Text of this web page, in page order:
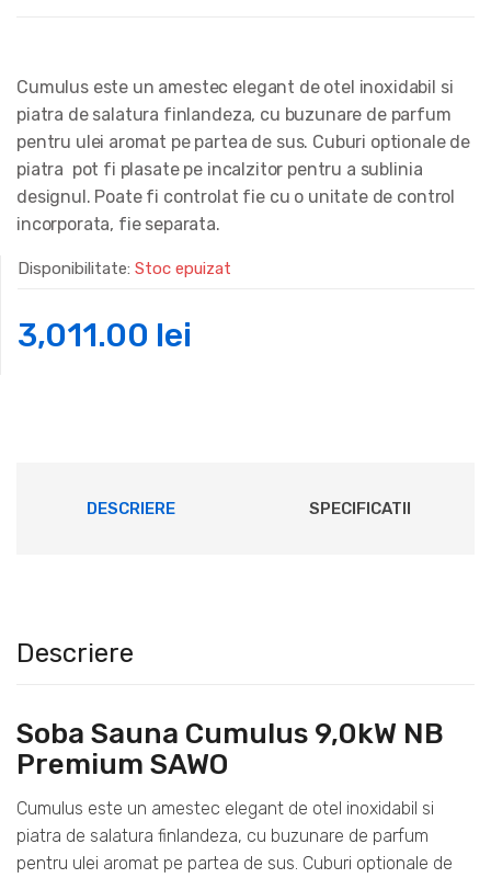
Cumulus este un amestec elegant de otel inoxidabil si
piatra de salatura finlandeza, cu buzunare de parfum
pentru ulei aromat pe partea de sus. Cuburi optionale de
piatra pot fi plasate pe incalzitor pentru a sublinia
designul. Poate fi controlat fie cu o unitate de control
incorporata, fie separata.
Disponibilitate: Stoc epuizat
3,011.00 lei
DESCRIERE SPECIFICATII
Descriere
Soba Sauna Cumulus 9,0kW NB
Premium SAWO
Cumulus este un amestec elegant de otel inoxidabil si
piatra de salatura finlandeza, cu buzunare de parfum
pentru ulei aromat pe partea de sus. Cuburi optionale de